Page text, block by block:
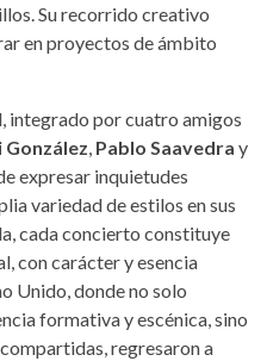
Su recorrido creativo
en proyectos de ámbito
integrado por cuatro amigos
González, Pablo Saavedra y
expresar inquietudes
variedad de estilos en sus
cada concierto constituye
con carácter y esencia
Unido, donde no solo
formativa y escénica, sino
regresaron a